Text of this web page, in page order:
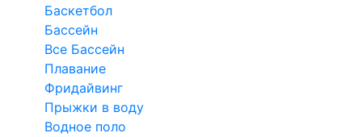
Баскетбол
Бассейн
Все Бассейн
Плавание
Фридайвинг
Прыжки в воду
Водное поло